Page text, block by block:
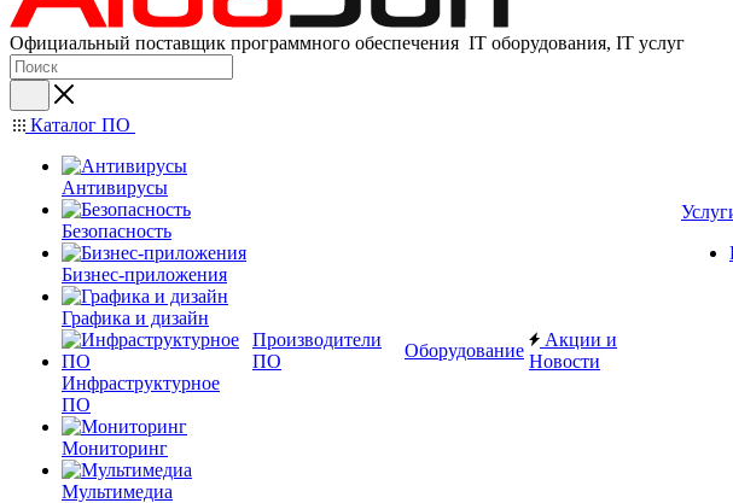
Официальный поставщик программного обеспечения IT оборудования, IT услуг
Каталог ПО
Антивирусы
Безопасность
Бизнес-приложения
Графика и дизайн
Инфраструктурное
ПО
Мониторинг
Мультимедиа
Производители
ПО
Оборудование
Акции и
Новости